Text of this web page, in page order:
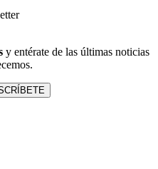
y entérate de las últimas noticias